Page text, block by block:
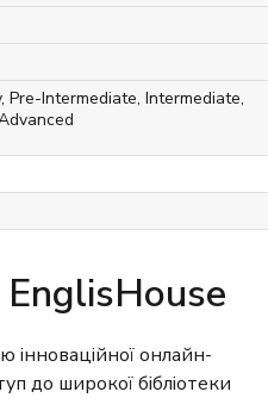
, Pre-Intermediate, Intermediate,
EnglisHouse
інноваційної онлайн-
до широкої бібліотеки